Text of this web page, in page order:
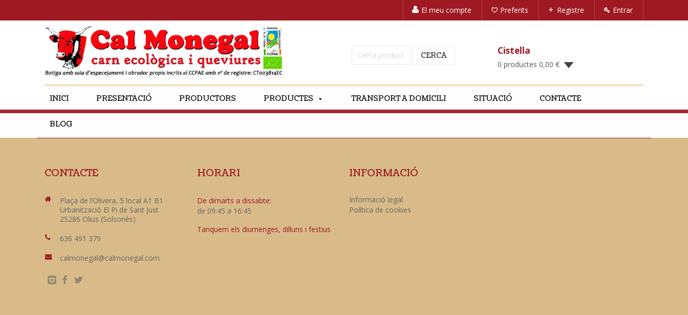
El meu compte Preferits Registre Entrar
Cerca: CERCA Cistella
0 productes 0,00 €
INICI PRESENTACIÓ PRODUCTORS PRODUCTES TRANSPORT A DOMICILI SITUACIÓ CONTACTE
BLOG
CONTACTE
Plaça de l’Olivera, 5 local A1 B1
Urbanització El Pi de Sant Just
25286 Olius (Solsonès)
636 491 379
calmonegal@calmonegal.com
HORARI
De dimarts a dissabte:
de 09:45 a 16:45
Tanquem els diumenges, dilluns i festius
INFORMACIÓ
Informació legal
Política de cookies